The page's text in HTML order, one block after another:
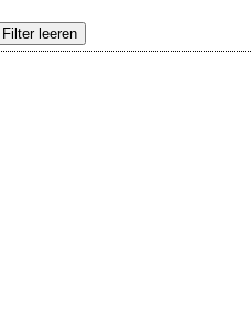
Filter leeren